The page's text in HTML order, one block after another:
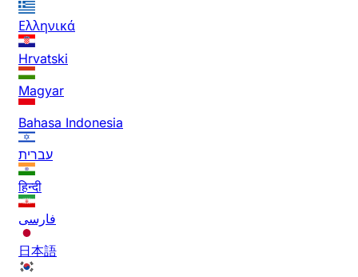
Ελληνικά
Hrvatski
Magyar
Bahasa Indonesia
עברית
हिन्दी
فارسی
日本語